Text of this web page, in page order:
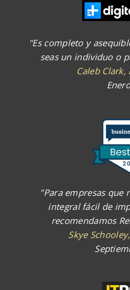
"Es completo y
seas un individuo o
Caleb
"Para empresas que
integral fácil de
recomendamos
Skye